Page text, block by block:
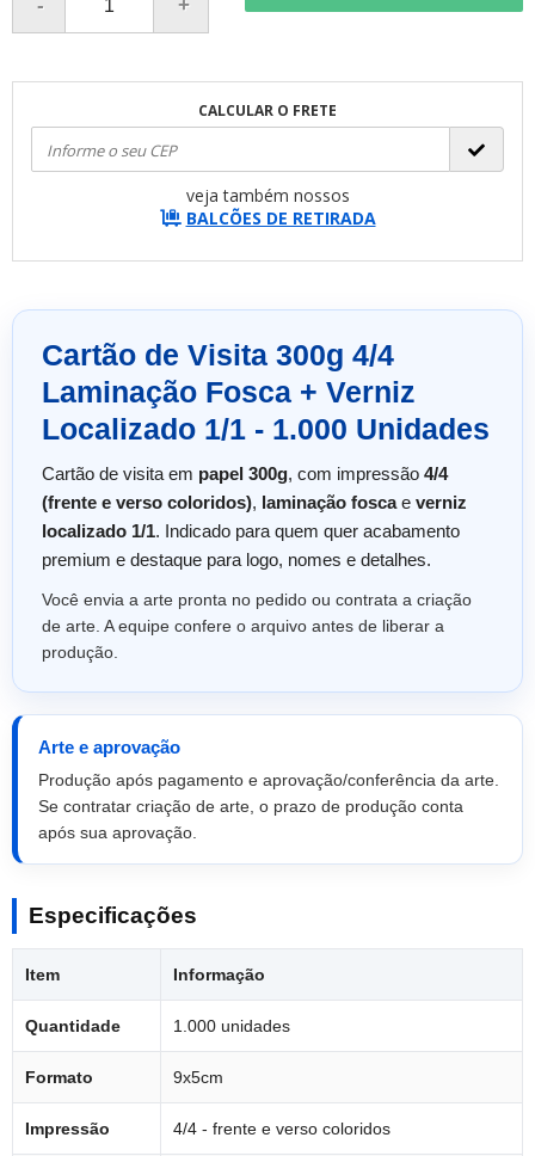
CALCULAR O FRETE
veja também nossos
BALCÕES DE RETIRADA
Cartão de Visita 300g 4/4
Laminação Fosca + Verniz
Localizado 1/1 - 1.000 Unidades
Cartão de visita em papel 300g, com impressão 4/4
(frente e verso coloridos), laminação foscae verniz
localizado 1/1. Indicado para quem quer acabamento
premium e destaque para logo, nomes e detalhes.
Você envia a arte pronta no pedido ou contrata a criação
de arte. A equipe confere o arquivo antes de liberar a
produção.
Arte e aprovação
Produção após pagamento e aprovação/conferência da arte.
Se contratar criação de arte, o prazo de produção conta
após sua aprovação.
Especificações
Item Informação
Quantidade 1.000 unidades
Formato 9x5cm
Impressão 4/4 - frente e verso coloridos